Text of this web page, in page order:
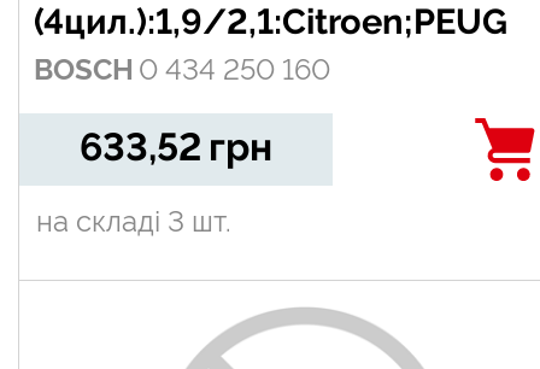
(4цил.):1,9/2,1:Citroen;PEUG
BOSCH 0 434 250 160
633,52 грн
на складі 3 шт.